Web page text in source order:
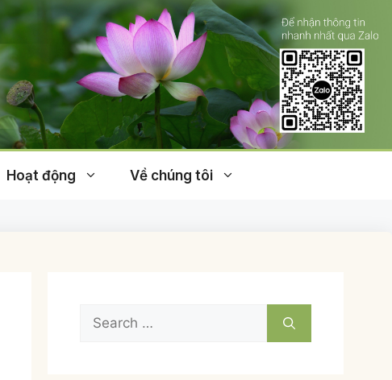
Hoạt động Về chúng tôi
Search
for: